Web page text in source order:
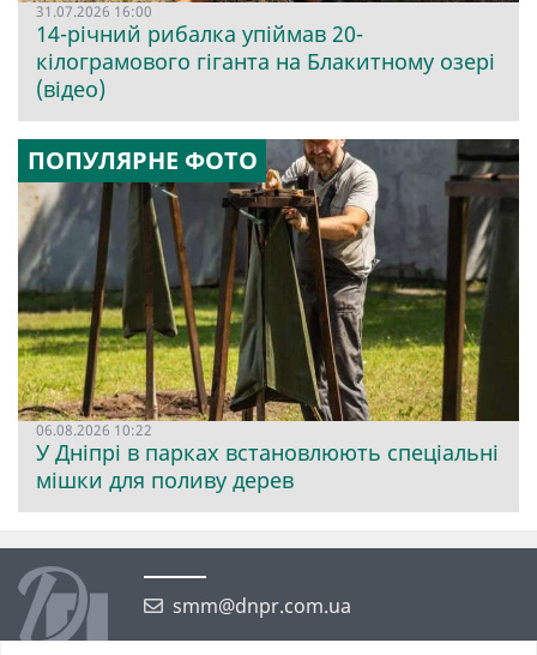
31.07.2026 16:00
14-річний рибалка упіймав 20-
кілограмового гіганта на Блакитному озері
(відео)
ПОПУЛЯРНЕ ФОТО
06.08.2026 10:22
У Дніпрі в парках встановлюють спеціальні
мішки для поливу дерев
smm@dnpr.com.ua